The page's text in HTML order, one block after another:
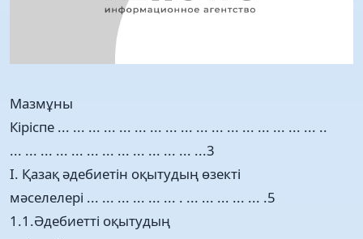
Мазмұны
Кіріспе ... ... ... ... ... ... ... ... ... ... ... ... ... ... ... ... ... ..
... ... ... ... ... ... ... ... ... ... ... ... ...3
І. Қазақ әдебиетін оқытудың өзекті
мәселелері ... ... ... ... ... ... . ... ... ... ... ... .5
1.1.Әдебиетті оқытудың